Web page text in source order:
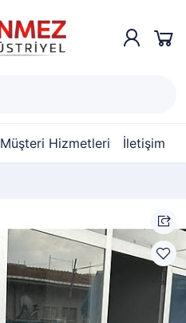
Müşteri Hizmetleri İletişim